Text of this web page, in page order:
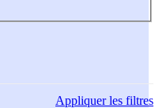
Appliquerles filtres